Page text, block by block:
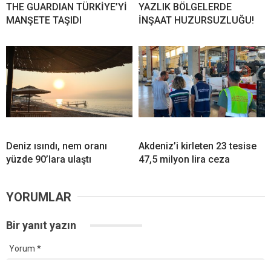
THE GUARDIAN TÜRKİYE’Yİ
MANŞETE TAŞIDI
YAZLIK BÖLGELERDE
İNŞAAT HUZURSUZLUĞU!
Deniz ısındı, nem oranı
yüzde 90’lara ulaştı
Akdeniz’i kirleten 23 tesise
47,5 milyon lira ceza
YORUMLAR
Bir yanıt yazın
Yorum *